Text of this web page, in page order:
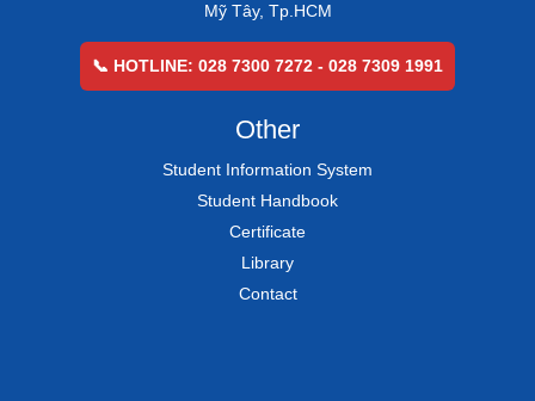
Mỹ Tây, Tp.HCM
📞 HOTLINE: 028 7300 7272 - 028 7309 1991
Other
Student Information System
Student Handbook
Certificate
Library
Contact